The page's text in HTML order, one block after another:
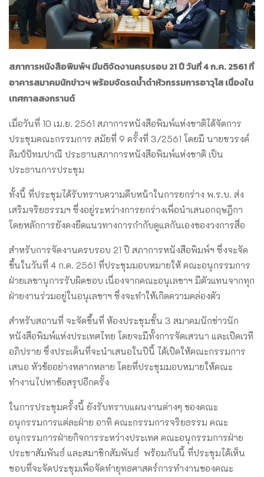
สภาการหนังสือพิมพ์ฯ มีมติจัดงานครบรอบ 21 ปี วันที่ 4 ก.ค. 2561 ที่
อาคารสมาคมนักข่าวฯ พร้อมจัดรดน้ำดำหัวกรรมการอาวุโส เนื่องใน
เทศกาลสงกรานต์
เมื่อวันที่ 10 เม.ย. 2561 สภาการหนังสือพิมพ์แห่งชาติได้จัดการ
ประชุมคณะกรรมการ สมัยที่ 9 ครั้งที่ 3/2561 โดยมี นายชวรงค์
ลิมป์ปัทมปาณี ประธานสภาการหนังสือพิมพ์แห่งชาติ เป็น
ประธานการประชุม
ทั้งนี้ ที่ประชุมได้รับทราบความคืบหน้าในการยกร่าง พ.ร.บ. ส่ง
เสริมจริยธรรมฯ ซึ่งอยู่ระหว่างการยกร่างเพื่อนำเสนอกฤษฎีกา
โดยหลักการยังคงยึดแนวทางการกำกับดูแลกันเองของวงการสื่อ
สำหรับการจัดงานครบรอบ 21 ปี สภาการหนังสือพิมพ์ฯ ซึ่งจะจัด
ขึ้นในวันที่ 4 ก.ค. 2561 ที่ประชุมมอบหมายให้ คณะอนุกรรมการ
ฝ่ายเลขานุการรับผิดชอบ เนื่องจากคณะอนุเลขาฯ มีตัวแทนจากทุก
ฝ่ายงานร่วมอยู่ในอนุเลขาฯ ซึ่งจะทำให้เกิดความคล่องตัว
สำหรับสถานที่ จะจัดขึ้นที่ ห้องประชุมชั้น 3 สมาคมนักข่าวนัก
หนังสือพิมพ์แห่งประเทศไทย โดยจะมีทั้งการจัดเสวนา และเปิดเวที
อภิปราย ซึ่งประเด็นที่จะนำเสนอในปีนี้ ได้เปิดให้คณะกรรมการ
เสนอ หัวข้ออย่างหลากหลาย โดยที่ประชุมมอบหมายให้คณะ
ทำงานไปหาข้อสรุปอีกครั้ง
ในการประชุมครั้งนี้ ยังรับทราบแผนงานต่างๆ ของคณะ
อนุกรรมการแต่ละฝ่าย อาทิ คณะกรรมการจริยธรรม คณะ
อนุกรรมการฝ่ายกิจการระหว่างประเทศ คณะอนุกรรมการฝ่าย
ประชาสัมพันธ์ และสมาชิกสัมพันธ์ พร้อมกันนี้ ที่ประชุมได้เห็น
ชอบที่จะจัดประชุมเพื่อจัดทำยุทธศาสตร์การทำงานของคณะ